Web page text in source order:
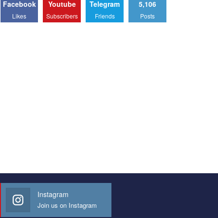
Facebook
Likes
Youtube
Subscribers
Telegram
Friends
5,106
Posts
Instagram
Join us on Instagram